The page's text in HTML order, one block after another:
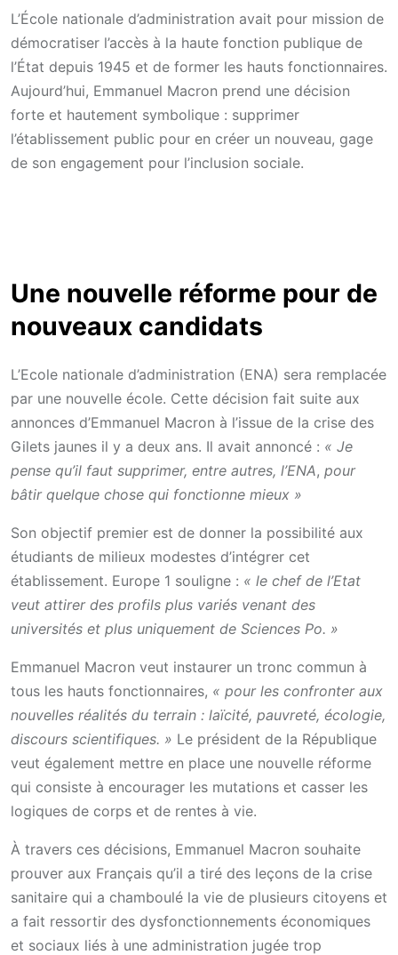
L’École nationale d’administration avait pour mission de
démocratiser l’accès à la haute fonction publique de
l’État depuis 1945 et de former les hauts fonctionnaires.
Aujourd’hui, Emmanuel Macron prend une décision
forte et hautement symbolique : supprimer
l’établissement public pour en créer un nouveau, gage
de son engagement pour l’inclusion sociale.
Une nouvelle réforme pour de
nouveaux candidats
L’Ecole nationale d’administration (ENA) sera remplacée
par une nouvelle école. Cette décision fait suite aux
annonces d’Emmanuel Macron à l’issue de la crise des
Gilets jaunes il y a deux ans. Il avait annoncé : « Je
pense qu’il faut supprimer, entre autres, l’ENA, pour
bâtir quelque chose qui fonctionne mieux »
Son objectif premier est de donner la possibilité aux
étudiants de milieux modestes d’intégrer cet
établissement. Europe 1 souligne : « le chef de l’Etat
veut attirer des profils plus variés venant des
universités et plus uniquement de Sciences Po. »
Emmanuel Macron veut instaurer un tronc commun à
tous les hauts fonctionnaires, « pour les confronter aux
nouvelles réalités du terrain : laïcité, pauvreté, écologie,
discours scientifiques. » Le président de la République
veut également mettre en place une nouvelle réforme
qui consiste à encourager les mutations et casser les
logiques de corps et de rentes à vie.
À travers ces décisions, Emmanuel Macron souhaite
prouver aux Français qu’il a tiré des leçons de la crise
sanitaire qui a chamboulé la vie de plusieurs citoyens et
a fait ressortir des dysfonctionnements économiques
et sociaux liés à une administration jugée trop